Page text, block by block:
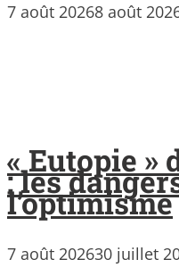
7 août 20268 août
« Eutopie »
: les
l’optimisme
7 août 202630 juillet